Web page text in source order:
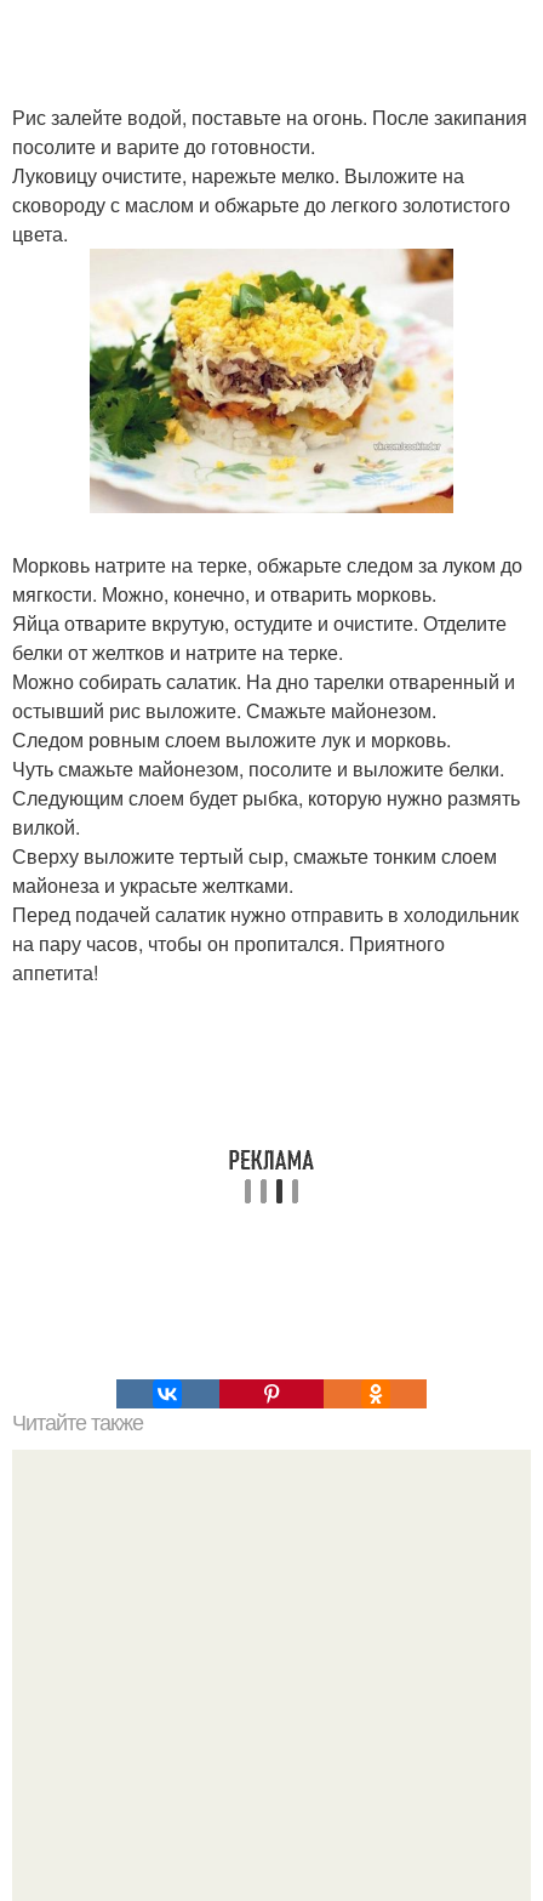
Рис залейте водой, поставьте на огонь. После закипания
посолите и варите до готовности.
Луковицу очистите, нарежьте мелко. Выложите на
сковороду с маслом и обжарьте до легкого золотистого
цвета.
Морковь натрите на терке, обжарьте следом за луком до
мягкости. Можно, конечно, и отварить морковь.
Яйца отварите вкрутую, остудите и очистите. Отделите
белки от желтков и натрите на терке.
Можно собирать салатик. На дно тарелки отваренный и
остывший рис выложите. Смажьте майонезом.
Следом ровным слоем выложите лук и морковь.
Чуть смажьте майонезом, посолите и выложите белки.
Следующим слоем будет рыбка, которую нужно размять
вилкой.
Сверху выложите тертый сыр, смажьте тонким слоем
майонеза и украсьте желтками.
Перед подачей салатик нужно отправить в холодильник
на пару часов, чтобы он пропитался. Приятного
аппетита!
Читайте также